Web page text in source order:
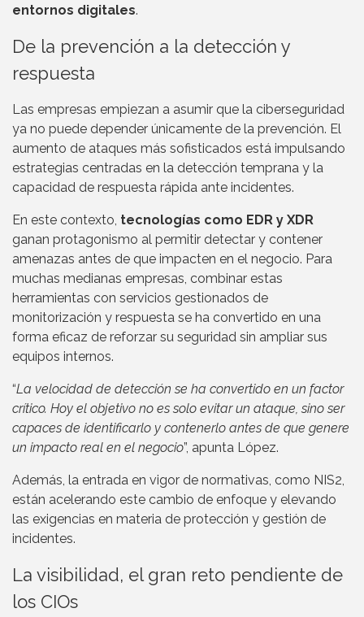
entornos digitales.
De la prevención a la detección y
respuesta
Las empresas empiezan a asumir que la ciberseguridad
ya no puede depender únicamente de la prevención. El
aumento de ataques más sofisticados está impulsando
estrategias centradas en la detección temprana y la
capacidad de respuesta rápida ante incidentes.
En este contexto, tecnologías como EDR y XDR
ganan protagonismo al permitir detectar y contener
amenazas antes de que impacten en el negocio. Para
muchas medianas empresas, combinar estas
herramientas con servicios gestionados de
monitorización y respuesta se ha convertido en una
forma eficaz de reforzar su seguridad sin ampliar sus
equipos internos.
“La velocidad de detección se ha convertido en un factor
crítico. Hoy el objetivo no es solo evitar un ataque, sino ser
capaces de identificarlo y contenerlo antes de que genere
un impacto real en el negocio”, apunta López.
Además, la entrada en vigor de normativas, como NIS2,
están acelerando este cambio de enfoque y elevando
las exigencias en materia de protección y gestión de
incidentes.
La visibilidad, el gran reto pendiente de
los CIOs